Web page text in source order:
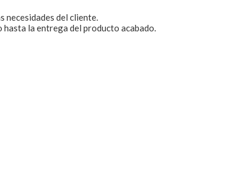
necesidades del cliente.
hasta la entrega del producto acabado.